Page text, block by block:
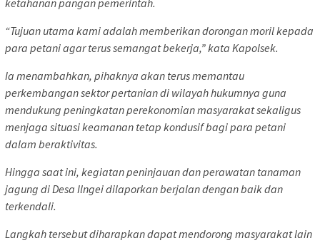
ketahanan pangan pemerintah.
“Tujuan utama kami adalah memberikan dorongan moril kepada
para petani agar terus semangat bekerja,” kata Kapolsek.
Ia menambahkan, pihaknya akan terus memantau
perkembangan sektor pertanian di wilayah hukumnya guna
mendukung peningkatan perekonomian masyarakat sekaligus
menjaga situasi keamanan tetap kondusif bagi para petani
dalam beraktivitas.
Hingga saat ini, kegiatan peninjauan dan perawatan tanaman
jagung di Desa Ilngei dilaporkan berjalan dengan baik dan
terkendali.
Langkah tersebut diharapkan dapat mendorong masyarakat lain